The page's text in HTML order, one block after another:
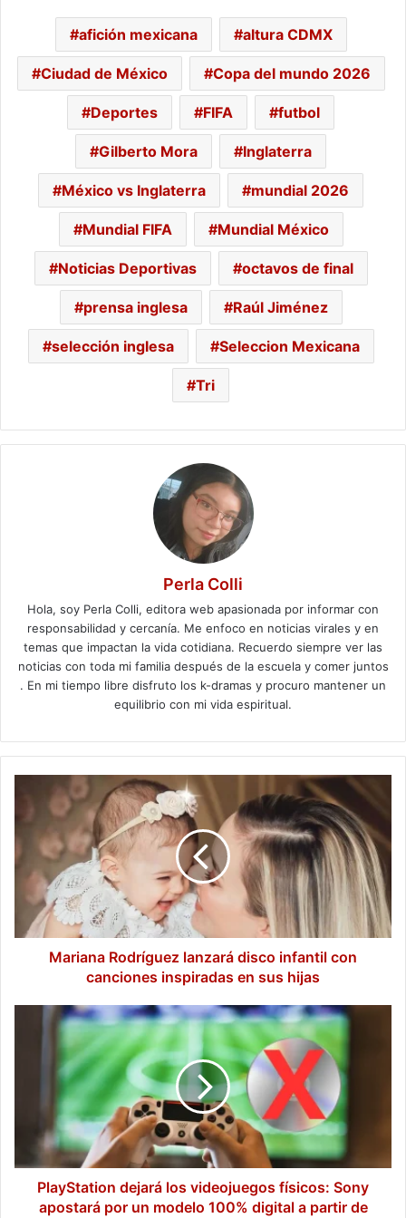
afición mexicana altura CDMX
Ciudad de México Copa del mundo 2026
Deportes FIFA futbol
Gilberto Mora Inglaterra
México vs Inglaterra mundial 2026
Mundial FIFA Mundial México
Noticias Deportivas octavos de final
prensa inglesa Raúl Jiménez
selección inglesa Seleccion Mexicana
Tri
Perla Colli
Hola, soy Perla Colli, editora web apasionada por informar con
responsabilidad y cercanía. Me enfoco en noticias virales y en
temas que impactan la vida cotidiana. Recuerdo siempre ver las
noticias con toda mi familia después de la escuela y comer juntos
. En mi tiempo libre disfruto los k-dramas y procuro mantener un
equilibrio con mi vida espiritual.
Rodríguez
lanzará
disco
infantil
con
canciones
inspiradas
en
Mariana Rodríguez lanzará disco infantil con
canciones inspiradas en sus hijas
PlayStation
videojuegos
apostará
un
modelo
100%
PlayStation dejará los videojuegos físicos: Sony
apostará por un modelo 100% digital a partir de